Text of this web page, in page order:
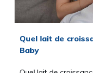
Quel lait de
Baby